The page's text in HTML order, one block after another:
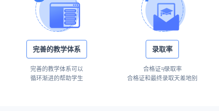
完善的教学体系
完善的教学体系可以
循环渐进的帮助学生
录取率
合格证≠录取率
合格证和最终录取天差地别